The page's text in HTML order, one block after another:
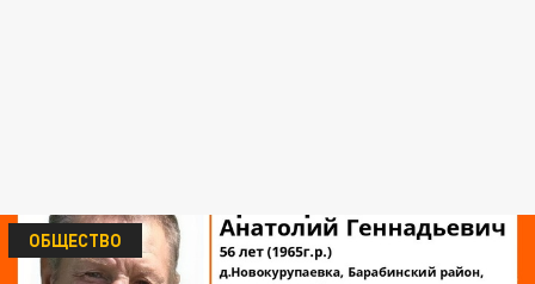
ОБЩЕСТВО